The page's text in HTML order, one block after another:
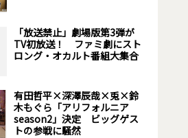
「放送禁止」劇場版第3弾が
TV初放送！ ファミ劇にスト
ロング・オカルト番組大集合
有田哲平×深澤辰哉×兎×鈴
木もぐら「アリフォルニア
season2」決定 ビッグゲス
トの参戦に騒然